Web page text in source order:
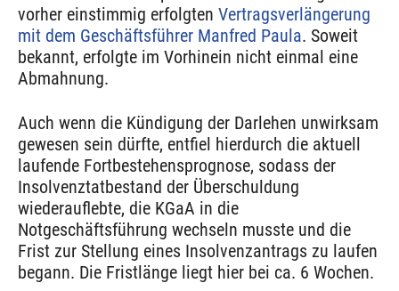
vorher einstimmig erfolgten Vertragsverlängerung
mit dem Geschäftsführer Manfred Paula. Soweit
bekannt, erfolgte im Vorhinein nicht einmal eine
Abmahnung.
Auch wenn die Kündigung der Darlehen unwirksam
gewesen sein dürfte, entfiel hierdurch die aktuell
laufende Fortbestehensprognose, sodass der
Insolvenztatbestand der Überschuldung
wiederauflebte, die KGaA in die
Notgeschäftsführung wechseln musste und die
Frist zur Stellung eines Insolvenzantrags zu laufen
begann. Die Fristlänge liegt hier bei ca. 6 Wochen.